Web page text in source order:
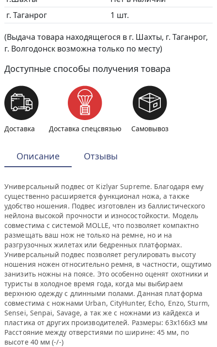
г. Таганрог
1 шт.
(Выдача товара находящегося в г. Шахты, г. Таганрог,
г. Волгодонск возможна только по месту)
Доступные способы получения товара
Доставка Доставка спецсвязью Самовывоз
Описание Отзывы
Универсальный подвес от Kizlyar Supreme. Благодаря ему
существенно расширяется функционал ножа, а также
удобство ношения. Подвес изготовлен из баллистического
нейлона высокой прочности и износостойкости. Модель
совместима с системой MOLLE, что позволяет компактно
размещать ваш нож не только на ремне, но и на
разгрузочных жилетах или бедренных платформах.
Универсальный подвес позволяет регулировать высоту
ношения ножен относительно ремня, в частности, ощутимо
занизить ножны на поясе. Это особенно оценят охотники и
туристы в холодное время года, когда мы выбираем
верхнюю одежду с длинными полами. Данная платформа
совместима с ножнами Urban, CityHunter, Echo, Enzo, Sturm,
Sensei, Senpai, Savage, а так же с ножнами из кайдекса и
пластика от других производителей. Размеры: 63х166х3 мм
Расстояние между отверстиями по ширине: 45 мм, по
высоте 40 мм (-/-)